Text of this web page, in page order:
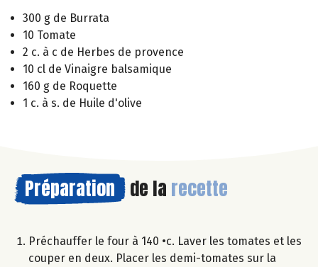
300 g de Burrata
10 Tomate
2 c. à c de Herbes de provence
10 cl de Vinaigre balsamique
160 g de Roquette
1 c. à s. de Huile d'olive
Préparation de la recette
Préchauffer le four à 140 •c. Laver les tomates et les
couper en deux. Placer les demi-tomates sur la